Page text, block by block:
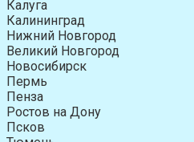
Калуга
Калининград
Нижний Новгород
Великий Новгород
Новосибирск
Пермь
Пенза
Ростов на Дону
Псков